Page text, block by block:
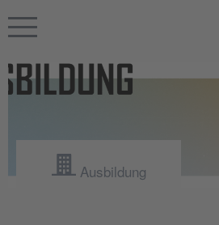
Ausbildung